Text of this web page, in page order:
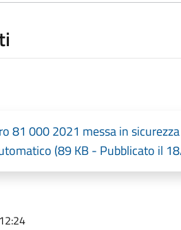
81 000 2021 messa in
(89 KB - Pubblicato il